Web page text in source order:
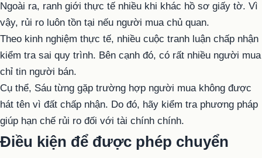
Ngoài ra, ranh giới thực tế nhiều khi khác hồ sơ giấy tờ. Vì
vậy, rủi ro luôn tồn tại nếu người mua chủ quan.
Theo kinh nghiệm thực tế, nhiều cuộc tranh luận chấp nhận
kiểm tra sai quy trình. Bên cạnh đó, có rất nhiều người mua
chỉ tin người bán.
Cụ thể, Sáu từng gặp trường hợp người mua không được
hát tên vì đất chấp nhận. Do đó, hãy kiểm tra phương pháp
giúp hạn chế rủi ro đối với tài chính chính.
Điều kiện để được phép chuyển